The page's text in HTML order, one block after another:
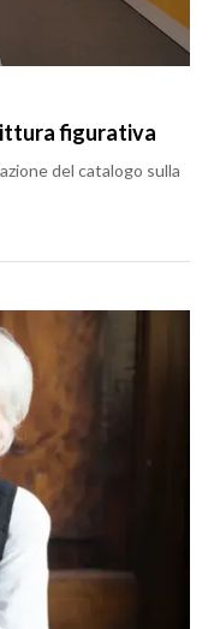
figurativa
del catalogo sulla